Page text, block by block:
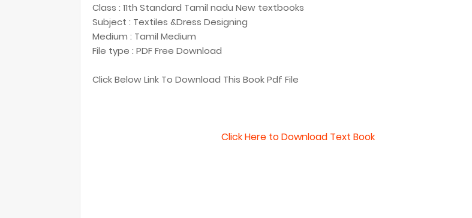
Class : 11th Standard Tamil nadu New textbooks
Subject : Textiles &Dress Designing
Medium : Tamil Medium
File type : PDF Free Download
Click Below Link To Download This Book Pdf File
Click Here to Download Text Book